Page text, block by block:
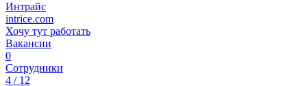
Интрайс
intrice.com
Хочу тут работать
Вакансии
0
Сотрудники
4 / 12